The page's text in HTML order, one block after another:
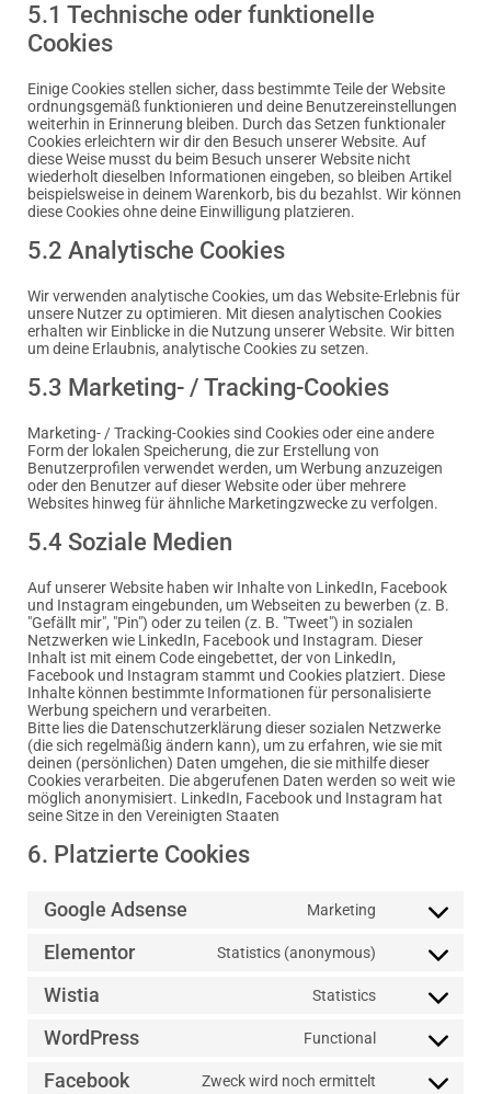
5.1 Technische oder funktionelle
Cookies
Einige Cookies stellen sicher, dass bestimmte Teile der Website
ordnungsgemäß funktionieren und deine Benutzereinstellungen
weiterhin in Erinnerung bleiben. Durch das Setzen funktionaler
Cookies erleichtern wir dir den Besuch unserer Website. Auf
diese Weise musst du beim Besuch unserer Website nicht
wiederholt dieselben Informationen eingeben, so bleiben Artikel
beispielsweise in deinem Warenkorb, bis du bezahlst. Wir können
diese Cookies ohne deine Einwilligung platzieren.
5.2 Analytische Cookies
Wir verwenden analytische Cookies, um das Website-Erlebnis für
unsere Nutzer zu optimieren. Mit diesen analytischen Cookies
erhalten wir Einblicke in die Nutzung unserer Website. Wir bitten
um deine Erlaubnis, analytische Cookies zu setzen.
5.3 Marketing- / Tracking-Cookies
Marketing- / Tracking-Cookies sind Cookies oder eine andere
Form der lokalen Speicherung, die zur Erstellung von
Benutzerprofilen verwendet werden, um Werbung anzuzeigen
oder den Benutzer auf dieser Website oder über mehrere
Websites hinweg für ähnliche Marketingzwecke zu verfolgen.
5.4 Soziale Medien
Auf unserer Website haben wir Inhalte von LinkedIn, Facebook
und Instagram eingebunden, um Webseiten zu bewerben (z. B.
"Gefällt mir", "Pin") oder zu teilen (z. B. "Tweet") in sozialen
Netzwerken wie LinkedIn, Facebook und Instagram. Dieser
Inhalt ist mit einem Code eingebettet, der von LinkedIn,
Facebook und Instagram stammt und Cookies platziert. Diese
Inhalte können bestimmte Informationen für personalisierte
Werbung speichern und verarbeiten.
Bitte lies die Datenschutzerklärung dieser sozialen Netzwerke
(die sich regelmäßig ändern kann), um zu erfahren, wie sie mit
deinen (persönlichen) Daten umgehen, die sie mithilfe dieser
Cookies verarbeiten. Die abgerufenen Daten werden so weit wie
möglich anonymisiert. LinkedIn, Facebook und Instagram hat
seine Sitze in den Vereinigten Staaten
6. Platzierte Cookies
Google Adsense Marketing
Elementor Statistics (anonymous)
Wistia Statistics
WordPress Functional
Facebook Zweck wird noch ermittelt